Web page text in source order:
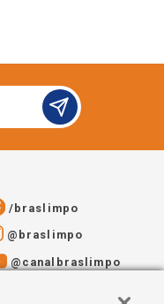
/braslimpo
@braslimpo
@canalbraslimpo​